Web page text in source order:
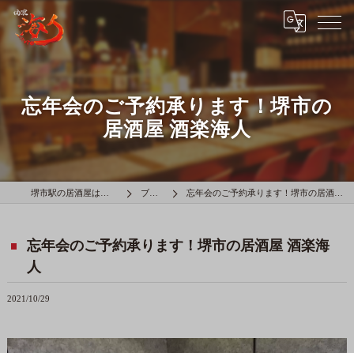
忘年会のご予約承ります！堺市の
居酒屋 酒楽海人
ブログ 忘年会のご予約承ります！堺市の居酒屋 酒楽海人
忘年会のご予約承ります！堺市の居酒屋 酒楽海
人
2021/10/29